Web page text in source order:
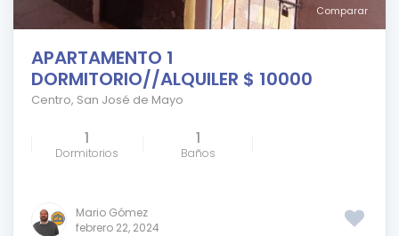
Comparar
APARTAMENTO 1
DORMITORIO//ALQUILER $ 10000
Centro, San José de Mayo
1
Dormitorios
1
Baños
Mario Gómez
febrero 22, 2024